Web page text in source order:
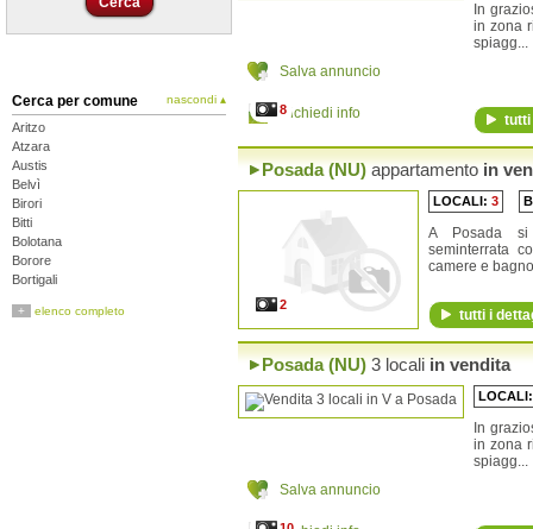
Cerca per comune nascondi ▴
Aritzo
Atzara
Austis
Belvì
Birori
Bitti
Bolotana
Borore
Bortigali
Dorgali
+ elenco completo
In
in zona
spiagg...
8
tutti
Salva annuncio
Richiedi info
Posada (NU) appartamento in
LOCALI: 3
A Posada
seminterrata
camere e
2
tutti i
Posada (NU) 3 locali in vendita
In
in zona
spiagg...
Salva annuncio